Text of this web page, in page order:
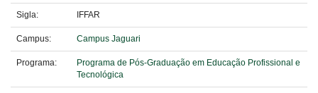
Sigla: IFFAR
Campus: Campus Jaguari
Programa:
Programa de Pós-Graduação em Educação Profissional e
Tecnológica